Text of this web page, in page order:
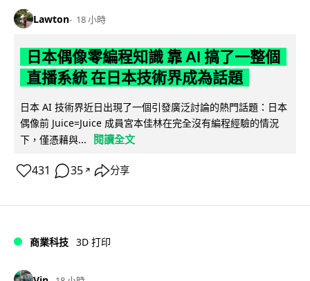
Lawton 18 小時
日本偶像零編程知識 靠 AI 搞了一整個
直播系統 在日本技術界成為話題
日本 AI 技術界近日出現了一個引發廣泛討論的熱門話題：日本
偶像前 Juice=Juice 成員宮本佳林在完全沒有編程經驗的情況
下，僅憑藉與...
閱讀全文
431 35 ↗ 分享
商業科技 3D 打印